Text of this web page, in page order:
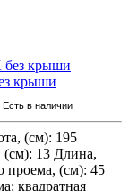
крыши
Есть в наличии
(см): 195
(см): 13 Длина,
(см): 45
квадратная